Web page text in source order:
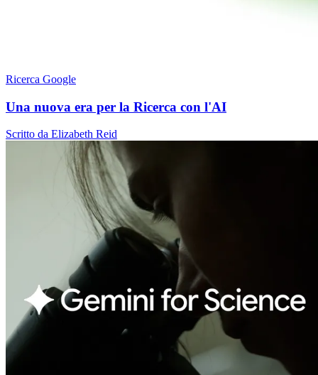
Ricerca Google
Una nuova era per la Ricerca con l'AI
Scritto da Elizabeth Reid